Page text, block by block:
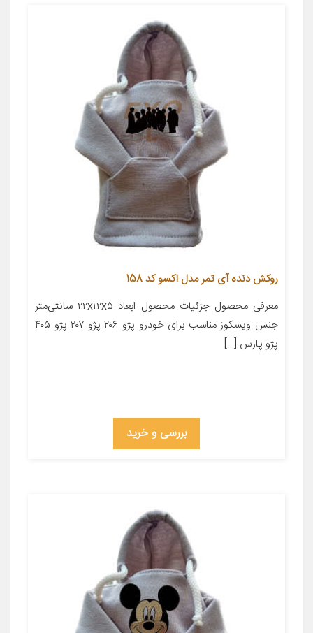
روکش دنده آی تمر مدل اکسو کد 158
معرفی محصول جزئیات محصول ابعاد ۲۲x۱۲x۵ سانتی‌متر
جنس ویسکوز مناسب برای خودرو پژو ۲۰۶ پژو ۲۰۷ پژو ۴۰۵
پژو پارس […]
بررسی و خرید